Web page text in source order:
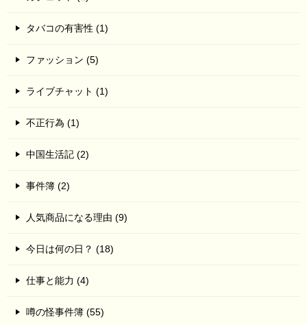
タバコの有害性 (1)
ファッション (5)
ライブチャット (1)
不正行為 (1)
中国生活記 (2)
事件簿 (2)
人気商品になる理由 (9)
今日は何の日？ (18)
仕事と能力 (4)
噂の怪事件簿 (55)